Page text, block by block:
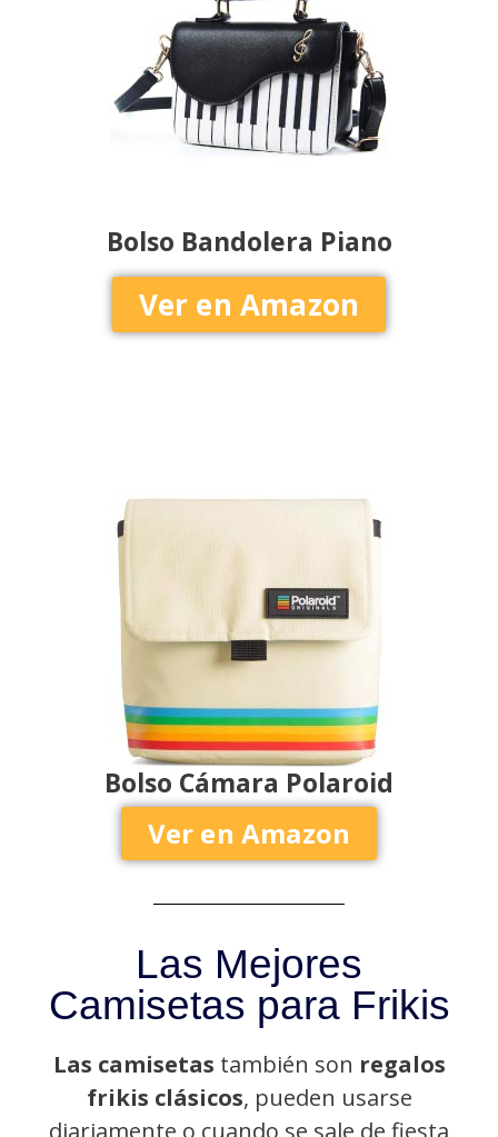
Bolso Bandolera Piano
Ver en Amazon
Bolso Cámara Polaroid
Ver en Amazon
Las Mejores
Camisetas para Frikis
Las camisetas también son regalos
frikis clásicos, pueden usarse